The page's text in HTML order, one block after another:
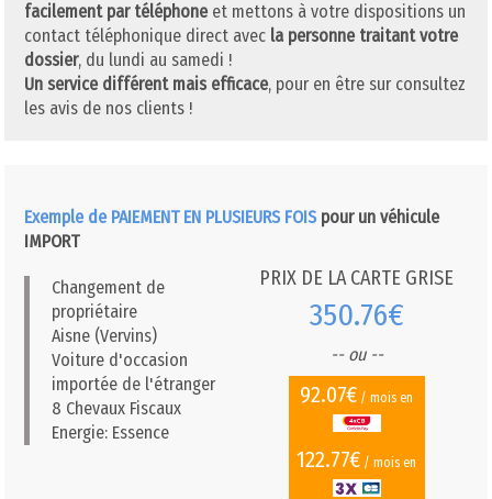
facilement par téléphone et mettons à votre dispositions un
contact téléphonique direct avec la personne traitant votre
dossier, du lundi au samedi !
Un service différent mais efficace, pour en être sur consultez
les avis de nos clients !
Exemple de PAIEMENT EN PLUSIEURS FOIS pour un véhicule
IMPORT
Changement de
propriétaire
Aisne (Vervins)
Voiture d'occasion
importée de l'étranger
8 Chevaux Fiscaux
Energie: Essence
PRIX DE LA CARTE GRISE
350.76€
-- ou --
92.07€ / mois en
122.77€ / mois en